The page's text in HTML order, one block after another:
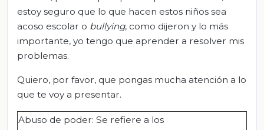
estoy seguro que lo que hacen estos niños sea
acoso escolar o bullying, como dijeron y lo más
importante, yo tengo que aprender a resolver mis
problemas.
Quiero, por favor, que pongas mucha atención a lo
que te voy a presentar.
Abuso de poder: Se refiere a los